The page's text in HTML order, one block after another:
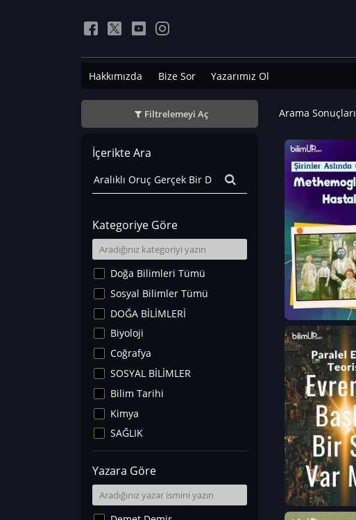
Hakkımızda Bize Sor Yazarımız Ol
Filtrelemeyi Aç
İçerikte Ara
Kategoriye Göre
Doğa Bilimleri Tümü
Sosyal Bilimler Tümü
DOĞA BİLİMLERİ
Biyoloji
Coğrafya
SOSYAL BİLİMLER
Bilim Tarihi
Kimya
SAĞLIK
Sanat Tarihi
Fizik
Yer Bilimleri
Astronomi ve Uzay
Yazara Göre
Arama Sonuçları